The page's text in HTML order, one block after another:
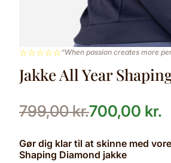
☆☆☆☆☆“When passion creates more
Jakke All Year
799,00kr.700,00 kr.
Gør dig klar til at skinne med
Shaping Diamond jakke